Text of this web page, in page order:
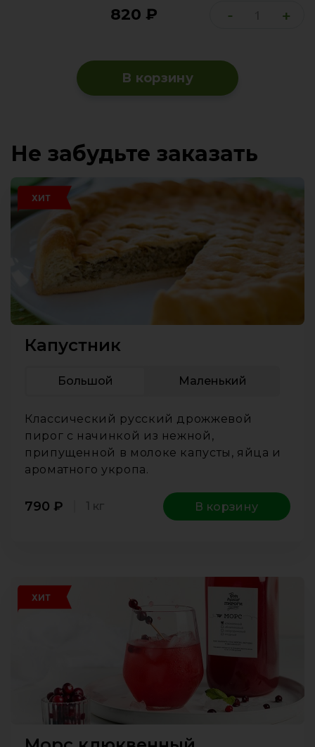
820 ₽ - +
В корзину
Не забудьте заказать
ХИТ
Капустник
Большой Маленький
Классический русский дрожжевой
пирог с начинкой из нежной,
припущенной в молоке капусты, яйца и
ароматного укропа.
790 ₽ 1 кг В корзину
ХИТ